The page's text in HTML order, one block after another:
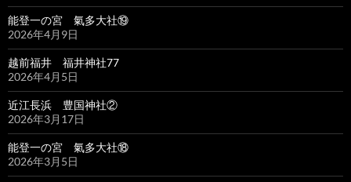
能登一の宮 氣多大社⑲
2026年4月9日
越前福井 福井神社77
2026年4月5日
近江長浜 豊国神社②
2026年3月17日
能登一の宮 氣多大社⑱
2026年3月5日